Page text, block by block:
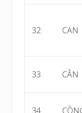
32 CAN
33 CÂN
34